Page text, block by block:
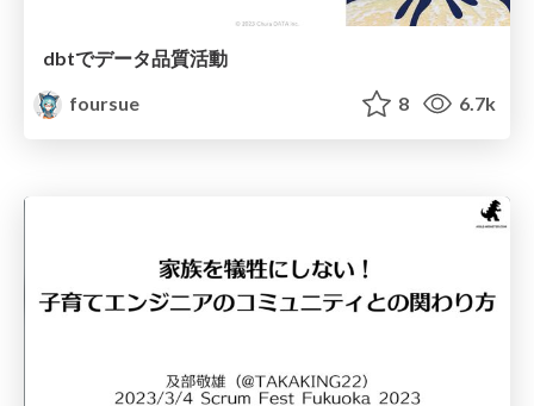
dbtでデータ品質活動
foursue
8 6.7k